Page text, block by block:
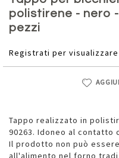
polistirene - nero
pezzi
Registrati per
Tappo realizzato in
90263. Idoneo al contatto
Il prodotto non può
all'alimento nel forno
della
galleria
di